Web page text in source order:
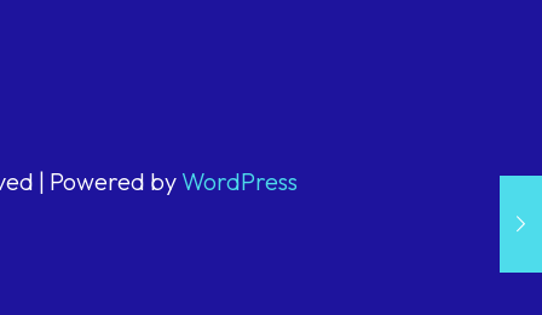
| Powered by WordPress